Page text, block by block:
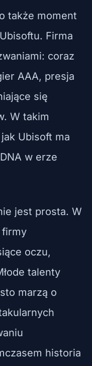
także moment
Firma
coraz
AAA, presja
się
W takim
Ubisoft ma
w erze
jest prosta. W
firmy
oczu,
talenty
marzą o
historia